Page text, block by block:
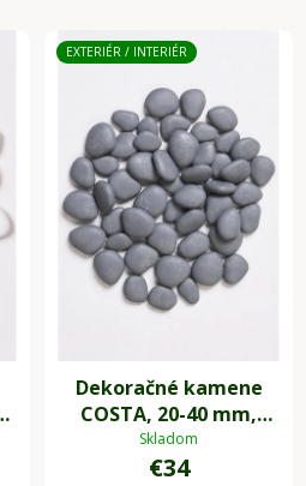
EXTERIÉR / INTERIÉR
Dekoračné kamene
COSTA, 20-40 mm,
plast, sivá
Skladom
€34